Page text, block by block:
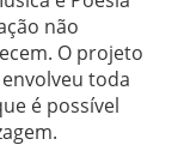
não
O projeto
toda
é possível